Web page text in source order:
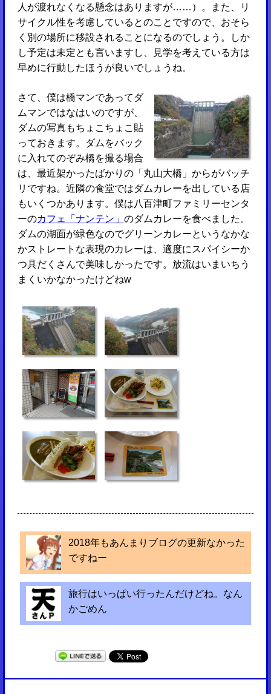
人が渡れなくなる懸念はありますが……）。また、リ
サイクル性を考慮しているとのことですので、おそら
く別の場所に移設されることになるのでしょう。しか
し予定は未定とも言いますし、見学を考えている方は
早めに行動したほうが良いでしょうね。
さて、僕は橋マンであってダ
ムマンではなはいのですが、
ダムの写真もちょこちょこ貼
っておきます。ダムをバック
に入れてのぞみ橋を撮る場合
は、最近架かったばかりの「丸山大橋」からがバッチ
リですね。近隣の食堂ではダムカレーを出している店
もいくつかあります。僕は八百津町ファミリーセンタ
ーのカフェ「ナンテン」 のダムカレーを食べました。
ダムの湖面が緑色なのでグリーンカレーというなかな
かストレートな表現のカレーは、適度にスパイシーか
つ具だくさんで美味しかったです。放流はいまいちう
まくいかなかったけどねw
2018年もあんまりブログの更新なかった
ですねー
旅行はいっぱい行ったんだけどね。なん
かごめん